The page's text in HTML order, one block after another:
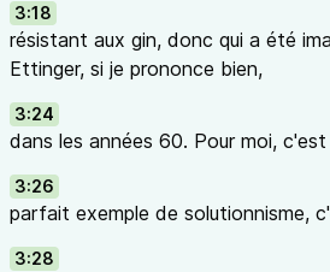
3:18
résistant aux gin, donc qui a été
Ettinger, si je prononce bien,
3:24
dans les années 60. Pour moi, c'est
3:26
parfait exemple de solutionnisme,
3:28